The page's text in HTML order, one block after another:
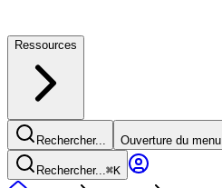
Ressources
Rechercher... Ouverture du menu
Rechercher...⌘K